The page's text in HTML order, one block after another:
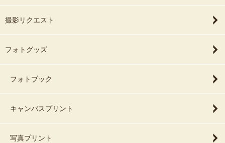
撮影リクエスト
フォトグッズ
フォトブック
キャンバスプリント
写真プリント